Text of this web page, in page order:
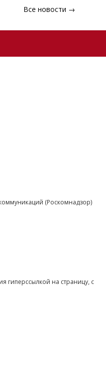
Все новости →
(Роскомнадзор)
гиперссылкой на страницу, с